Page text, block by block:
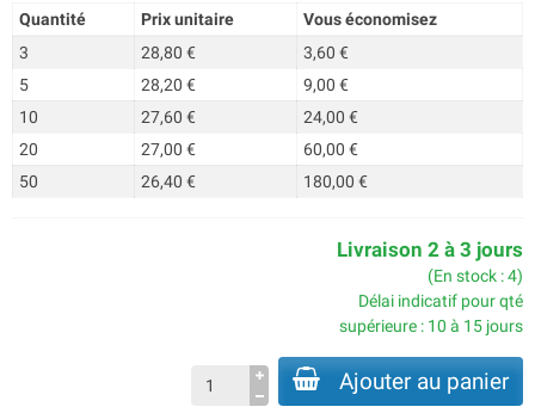
Quantité Prix unitaire
Vous économisez
3
28,80 €
3,60 €
5
28,20 €
9,00 €
10
27,60 €
24,00 €
20
27,00 €
60,00 €
50
26,40 € 180,00 €
Livraison 2 à 3 jours
(En stock : 4)
Délai indicatif pour qté
supérieure : 10 à 15 jours
Ajouter au panier